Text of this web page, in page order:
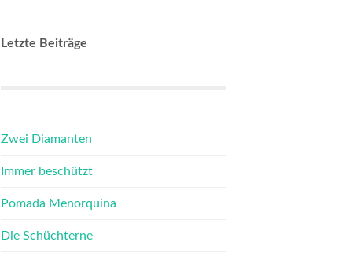
Letzte Beiträge
Zwei Diamanten
Immer beschützt
Pomada Menorquina
Die Schüchterne